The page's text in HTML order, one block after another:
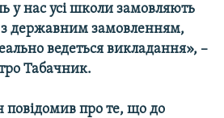
у нас усі школи замовляють
з державним замовленням,
ведеться викладання», –
Табачник.
повідомив про те, що до